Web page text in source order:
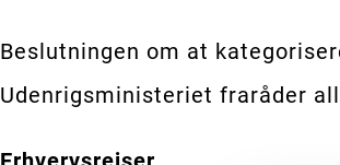
Beslutningen om at
Udenrigsministeriet fraråder